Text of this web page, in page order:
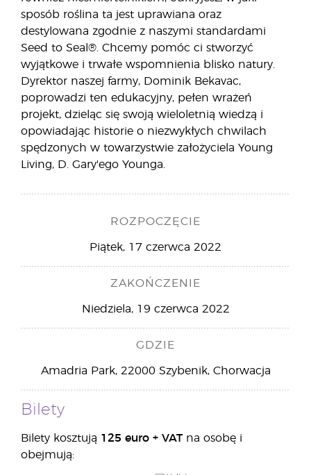
sposób roślina ta jest uprawiana oraz
destylowana zgodnie z naszymi standardami
Seed to Seal®. Chcemy pomóc ci stworzyć
wyjątkowe i trwałe wspomnienia blisko natury.
Dyrektor naszej farmy, Dominik Bekavac,
poprowadzi ten edukacyjny, pełen wrażeń
projekt, dzieląc się swoją wieloletnią wiedzą i
opowiadając historie o niezwykłych chwilach
spędzonych w towarzystwie założyciela Young
Living, D. Gary'ego Younga.
ROZPOCZĘCIE
Piątek, 17 czerwca 2022
ZAKOŃCZENIE
Niedziela, 19 czerwca 2022
GDZIE
Amadria Park, 22000 Szybenik, Chorwacja
Bilety
Bilety kosztują 125 euro + VAT na osobę i
obejmują: